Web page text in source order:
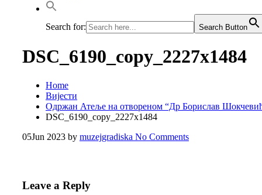
Search for: Search Button
DSC_6190_copy_2227x1484
Home
Вијести
Одржан Атеље на отвореном “Др Борислав
DSC_6190_copy_2227x1484
05Jun 2023 by muzejgradiska No Comments
Leave a Reply